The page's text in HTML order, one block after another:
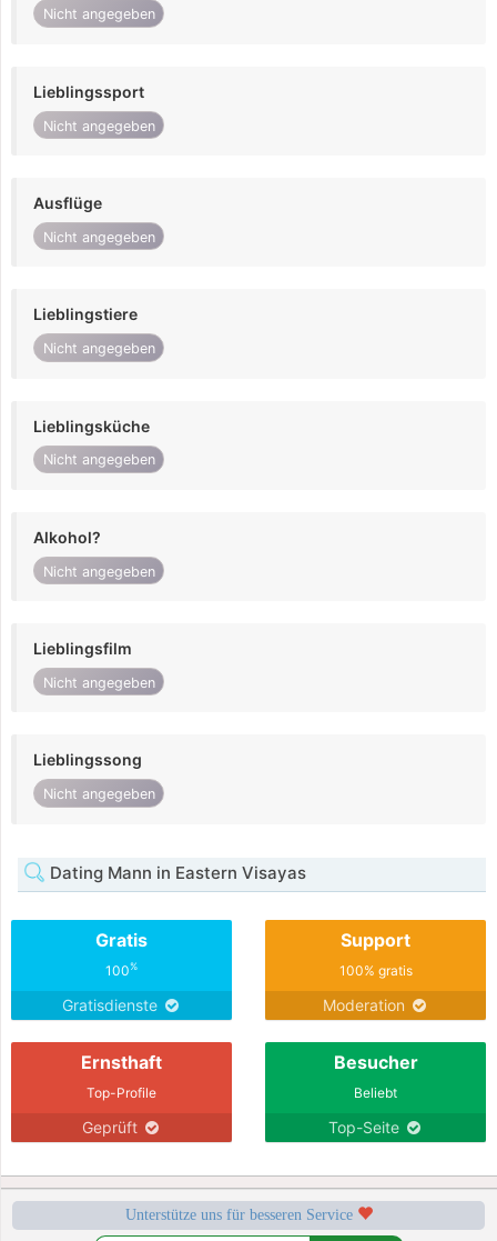
Nicht angegeben
Lieblingssport
Nicht angegeben
Ausflüge
Nicht angegeben
Lieblingstiere
Nicht angegeben
Lieblingsküche
Nicht angegeben
Alkohol?
Nicht angegeben
Lieblingsfilm
Nicht angegeben
Lieblingssong
Nicht angegeben
Dating Mann in Eastern Visayas
Gratis
100%
Gratisdienste
Support
100% gratis
Moderation
Ernsthaft
Top-Profile
Geprüft
Besucher
Beliebt
Top-Seite
Unterstütze uns für besseren Service